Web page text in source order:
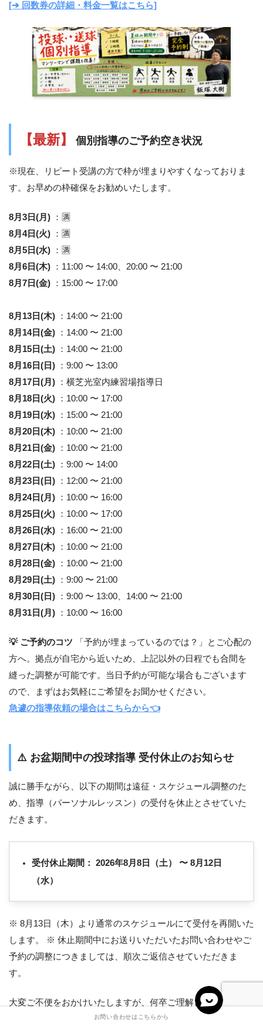
[➔ 回数券の詳細・料金一覧はこちら]
【最新】 個別指導のご予約空き状況
※現在、リピート受講の方で枠が埋まりやすくなっておりま
す。お早めの枠確保をお勧めいたします。
8月3日(月)
：🈵
8月4日(火)
：🈵
8月5日(水)
：🈵
8月6日(木)
：11:00 〜 14:00、20:00 〜 21:00
8月7日(金)
：15:00 〜 17:00
8月13日(木)
：14:00 〜 21:00
8月14日(金)
：14:00 〜 21:00
8月15日(土)
：14:00 〜 21:00
8月16日(日)
：9:00 〜 13:00
8月17日(月)
：横芝光室内練習場指導日
8月18日(火)
：10:00 〜 17:00
8月19日(水)
：15:00 〜 21:00
8月20日(木)
：10:00 〜 21:00
8月21日(金)
：10:00 〜 21:00
8月22日(土)
：9:00 〜 14:00
8月23日(日)
：12:00 〜 21:00
8月24日(月)
：10:00 〜 16:00
8月25日(火)
：10:00 〜 17:00
8月26日(水)
：16:00 〜 21:00
8月27日(木)
：10:00 〜 21:00
8月28日(金)
：10:00 〜 21:00
8月29日(土)
：9:00 〜 21:00
8月30日(日)
：9:00 〜 13:00、14:00 〜 21:00
8月31日(月)
：10:00 〜 16:00
💡 ご予約のコツ 「予約が埋まっているのでは？」とご心配の
方へ。拠点が自宅から近いため、上記以外の日程でも合間を
縫った調整が可能です。当日予約が可能な場合もございます
ので、まずはお気軽にご希望をお聞かせください。
急遽の指導依頼の場合はこちらから👈
⚠️ お盆期間中の投球指導 受付休止のお知らせ
誠に勝手ながら、以下の期間は遠征・スケジュール調整のた
め、指導（パーソナルレッスン）の受付を休止とさせていた
だきます。
受付休止期間：
2026年8月8日（土） 〜 8月12日
（水）
※ 8月13日（木）より通常のスケジュールにて受付を再開いた
します。 ※ 休止期間中にお送りいただいたお問い合わせやご
予約の調整につきましては、順次ご返信させていただきま
す。
大変ご不便をおかけいたしますが、何卒ご理解とご協力のほ
どよろしくお願い申し上げます。
お問い合わせはこちらから